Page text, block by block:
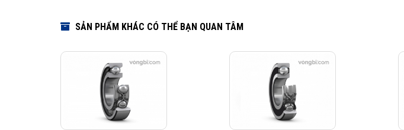
SẢN PHẨM KHÁC CÓ THỂ BẠN QUAN TÂM